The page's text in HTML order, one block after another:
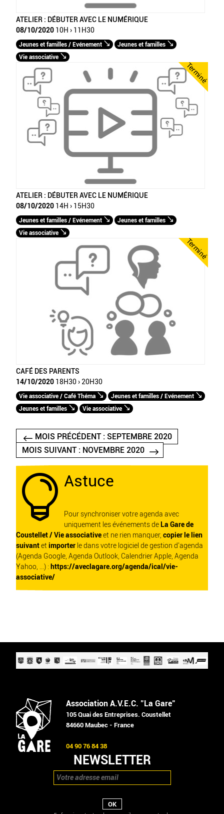
ATELIER : DÉBUTER AVEC LE NUMÉRIQUE
08/10/2020 10H › 11H30
Jeunes et familles / Evénement
Jeunes et familles
Vie associative
Terminé
ATELIER : DÉBUTER AVEC LE NUMÉRIQUE
08/10/2020 14H › 15H30
Jeunes et familles / Evénement
Jeunes et familles
Vie associative
Terminé
CAFÉ DES PARENTS
14/10/2020 18H30 › 20H30
Vie associative / Café Théma
Jeunes et familles / Evénement
Jeunes et familles
Vie associative
MOIS PRÉCÉDENT : SEPTEMBRE 2020
MOIS SUIVANT : NOVEMBRE 2020
 Astuce
Pour synchroniser votre agenda avec
uniquement les événements de La Gare de
Coustellet / Vie associativeet ne rien manquer, copier le lien
suivantet importer le dans votre logiciel de gestion d'agenda
(Agenda Google, Agenda Outlook, Calendrier Apple, Agenda
Yahoo, ...) : https://aveclagare.org/agenda/ical/vie-
associative/
Association A.V.E.C. "La Gare"
105 Quai des Entreprises. Coustellet
84660 Maubec - France
04 90 76 84 38
NEWSLETTER